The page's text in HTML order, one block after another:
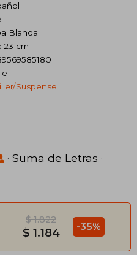
Blanda
23 cm
suspense
· Suma de Letras ·
$ 1.822
$ 1.184 -35%